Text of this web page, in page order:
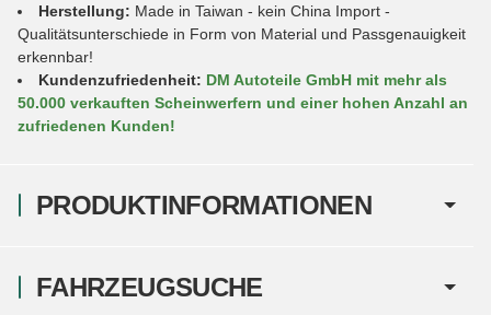
PRODUKTINFORMATIONEN
Herstellung: Made in Taiwan - kein China Import -
Qualitätsunterschiede in Form von Material und Passgenauigkeit
erkennbar!
Kundenzufriedenheit: DM Autoteile GmbH mit mehr als
50.000 verkauften Scheinwerfern und einer hohen Anzahl an
zufriedenen Kunden!
FAHRZEUGSUCHE